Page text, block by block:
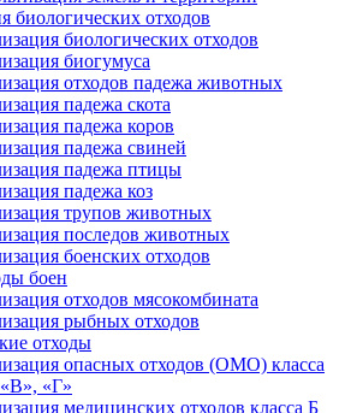
биологических отходов
биологических отходов
биогумуса
отходов падежа животных
падежа скота
падежа коров
падежа свиней
падежа птицы
падежа коз
трупов животных
последов животных
боенских отходов
боен
отходов мясокомбината
рыбных отходов
отходы
опасных отходов (ОМО) класса
«Г»
медицинских отходов класса Б